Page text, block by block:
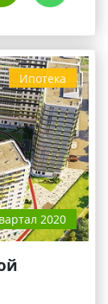
Ипотека
2020